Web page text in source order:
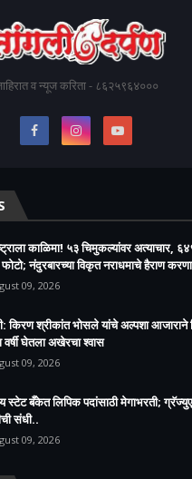
व न्यूज करिता - ८६२५९६४०००
काळिमा! ५३ चिमुकल्यांवर अत्याचार,
फोटो; नंदुरबारच्या विकृत नराधमाचे हैराण
09, 2026
किरण श्रीकांत भोसले यांचे अल्पशा आजाराने
वर्षी घेतला अखेरचा श्वास​
09, 2026
स्टेट बँकेत लिपिक पदांसाठी मेगाभरती;
संधी..
09, 2026